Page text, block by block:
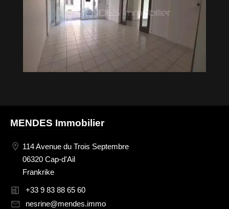
MENDES Immobilier
114 Avenue du Trois Septembre
06320 Cap-d'Ail
Frankrike
+33 9 83 88 65 60
nesrine@mendes.immo